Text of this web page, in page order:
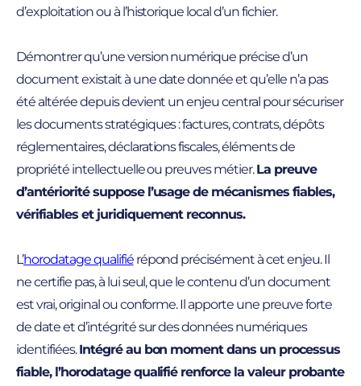
d’exploitation ou à l’historique local d’un fichier.
Démontrer qu’une version numérique précise d’un
document existait à une date donnée et qu’elle n’a pas
été altérée depuis devient un enjeu central pour sécuriser
les documents stratégiques : factures, contrats, dépôts
réglementaires, déclarations fiscales, éléments de
propriété intellectuelle ou preuves métier.La preuve
d’antériorité suppose l’usage de mécanismes fiables,
vérifiables et juridiquement reconnus.
L’horodatage qualifiérépond précisément à cet enjeu. Il
ne certifie pas, à lui seul, que le contenu d’un document
est vrai, original ou conforme. Il apporte une preuve forte
de date et d’intégrité sur des données numériques
identifiées.Intégré au bon moment dans un processus
fiable, l’horodatage qualifié renforce la valeur probante